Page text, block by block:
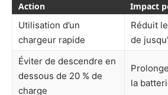
Action
Impact
Utilisation d’un
chargeur rapide
Réduit
de
Éviter de descendre en
dessous de 20 % de
charge
la